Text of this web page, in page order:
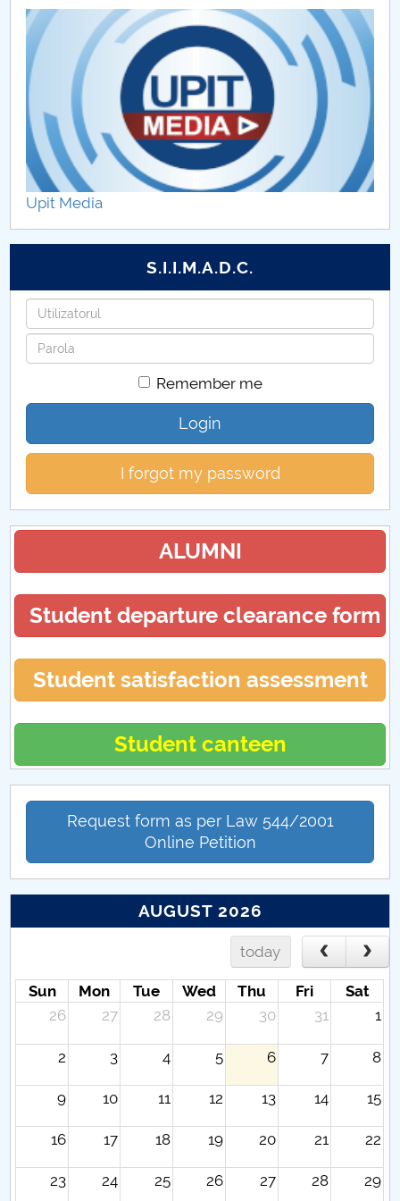
Programe de licență DSE
Cercetare
ÎNDRUMĂTORI GRUPE, PRACTICĂ, COORDONARE
PROGRAME STUDII DSE
ORGANIZARE PRACTICĂ STUDENȚI DSE
Anunțuri pentru studenți
Upit Media
S.I.I.M.A.D.C.
Username
Password
Remember me
Login
I forgot my password
ALUMNI
Student departure clearance form
Student satisfaction assessment
Student canteen
Request form as per Law 544/2001
Online Petition
AUGUST 2026
today
Sun Mon Tue Wed Thu Fri
Sat
26
27 28 29 30 31 1
2 3 4 5 6 7 8
9 10 11 12 13 14 15
16 17 18 19 20 21 22
23 24 25 26 27 28 29